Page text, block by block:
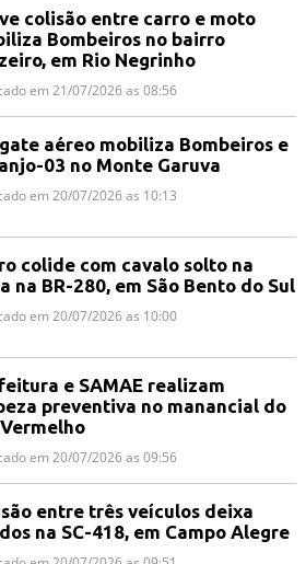
colisão entre carro e moto
Bombeiros no bairro
em Rio Negrinho
em 21/07/2026 as 08:56
aéreo mobiliza Bombeiros e
03 no Monte Garuva
em 20/07/2026 as 10:13
colide com cavalo solto na
na BR-280, em São Bento do Sul
em 20/07/2026 as 10:00
e SAMAE realizam
preventiva no manancial do
em 20/07/2026 as 09:56
entre três veículos deixa
na SC-418, em Campo Alegre